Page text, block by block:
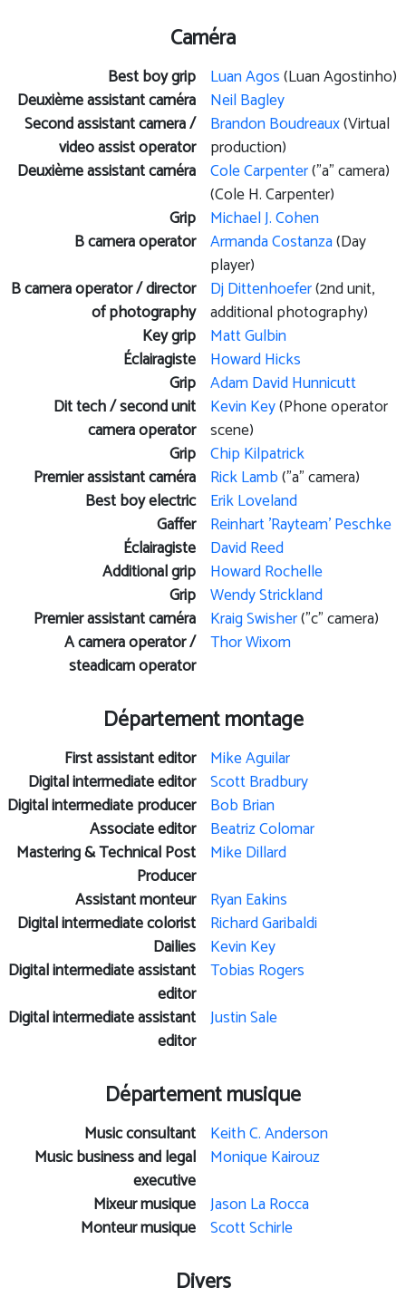
Caméra
Best boy grip Luan Agos(Luan Agostinho)
Deuxième assistant caméra Neil Bagley
Second assistant camera /
video assist operator
Brandon Boudreaux(Virtual
production)
Deuxième assistant caméra Cole Carpenter("a" camera)
(Cole H. Carpenter)
Grip Michael J. Cohen
B camera operator Armanda Costanza(Day
player)
B camera operator / director
of photography
Dj Dittenhoefer(2nd unit,
additional photography)
Key grip Matt Gulbin
Éclairagiste Howard Hicks
Grip Adam David Hunnicutt
Dit tech / second unit
camera operator
Kevin Key(Phone operator
scene)
Grip Chip Kilpatrick
Premier assistant caméra Rick Lamb("a" camera)
Best boy electric Erik Loveland
Gaffer Reinhart 'Rayteam' Peschke
Éclairagiste David Reed
Additional grip Howard Rochelle
Grip Wendy Strickland
Premier assistant caméra Kraig Swisher("c" camera)
A camera operator /
steadicam operator
Thor Wixom
Département montage
First assistant editor Mike Aguilar
Digital intermediate editor Scott Bradbury
Digital intermediate producer Bob Brian
Associate editor Beatriz Colomar
Mastering & Technical Post
Producer
Mike Dillard
Assistant monteur Ryan Eakins
Digital intermediate colorist Richard Garibaldi
Dailies Kevin Key
Digital intermediate assistant
editor
Tobias Rogers
Digital intermediate assistant
editor
Justin Sale
Département musique
Music consultant Keith C. Anderson
Music business and legal
executive
Monique Kairouz
Mixeur musique Jason La Rocca
Monteur musique Scott Schirle
Divers